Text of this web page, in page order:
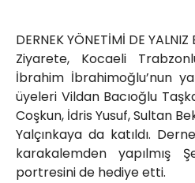
DERNEK YÖNETİMİ DE
Ziyarete, Kocaeli
İbrahim İbrahimoğlu’nun
üyeleri Vildan Bacıoğlu
Coşkun, İdris Yusuf, Sultan
Yalçınkaya da katıldı.
karakalemden yapılmış
portresini de hediye etti.